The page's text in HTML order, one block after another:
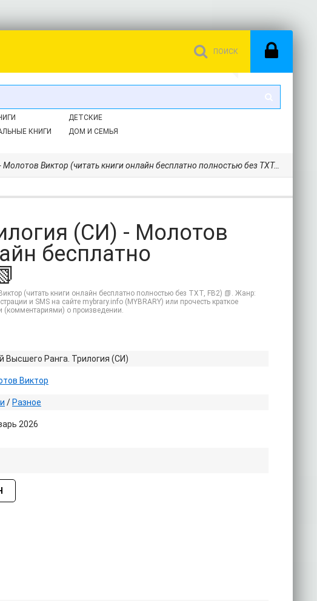
КНИГИ
ДЕТСКИЕ
ДОМ И СЕМЬЯ
Виктор (читать книги онлайн бесплатно полностью без TXT, FB2) 📗
(СИ) - Молотов
бесплатно
(читать книги онлайн бесплатно полностью без TXT, FB2) 📗. Жанр:
и SMS на сайте mybrary.info (MYBRARY) или прочесть краткое
(комментариями) о произведении.
Высшего Ранга. Трилогия (СИ)
Виктор
/ Разное
2026